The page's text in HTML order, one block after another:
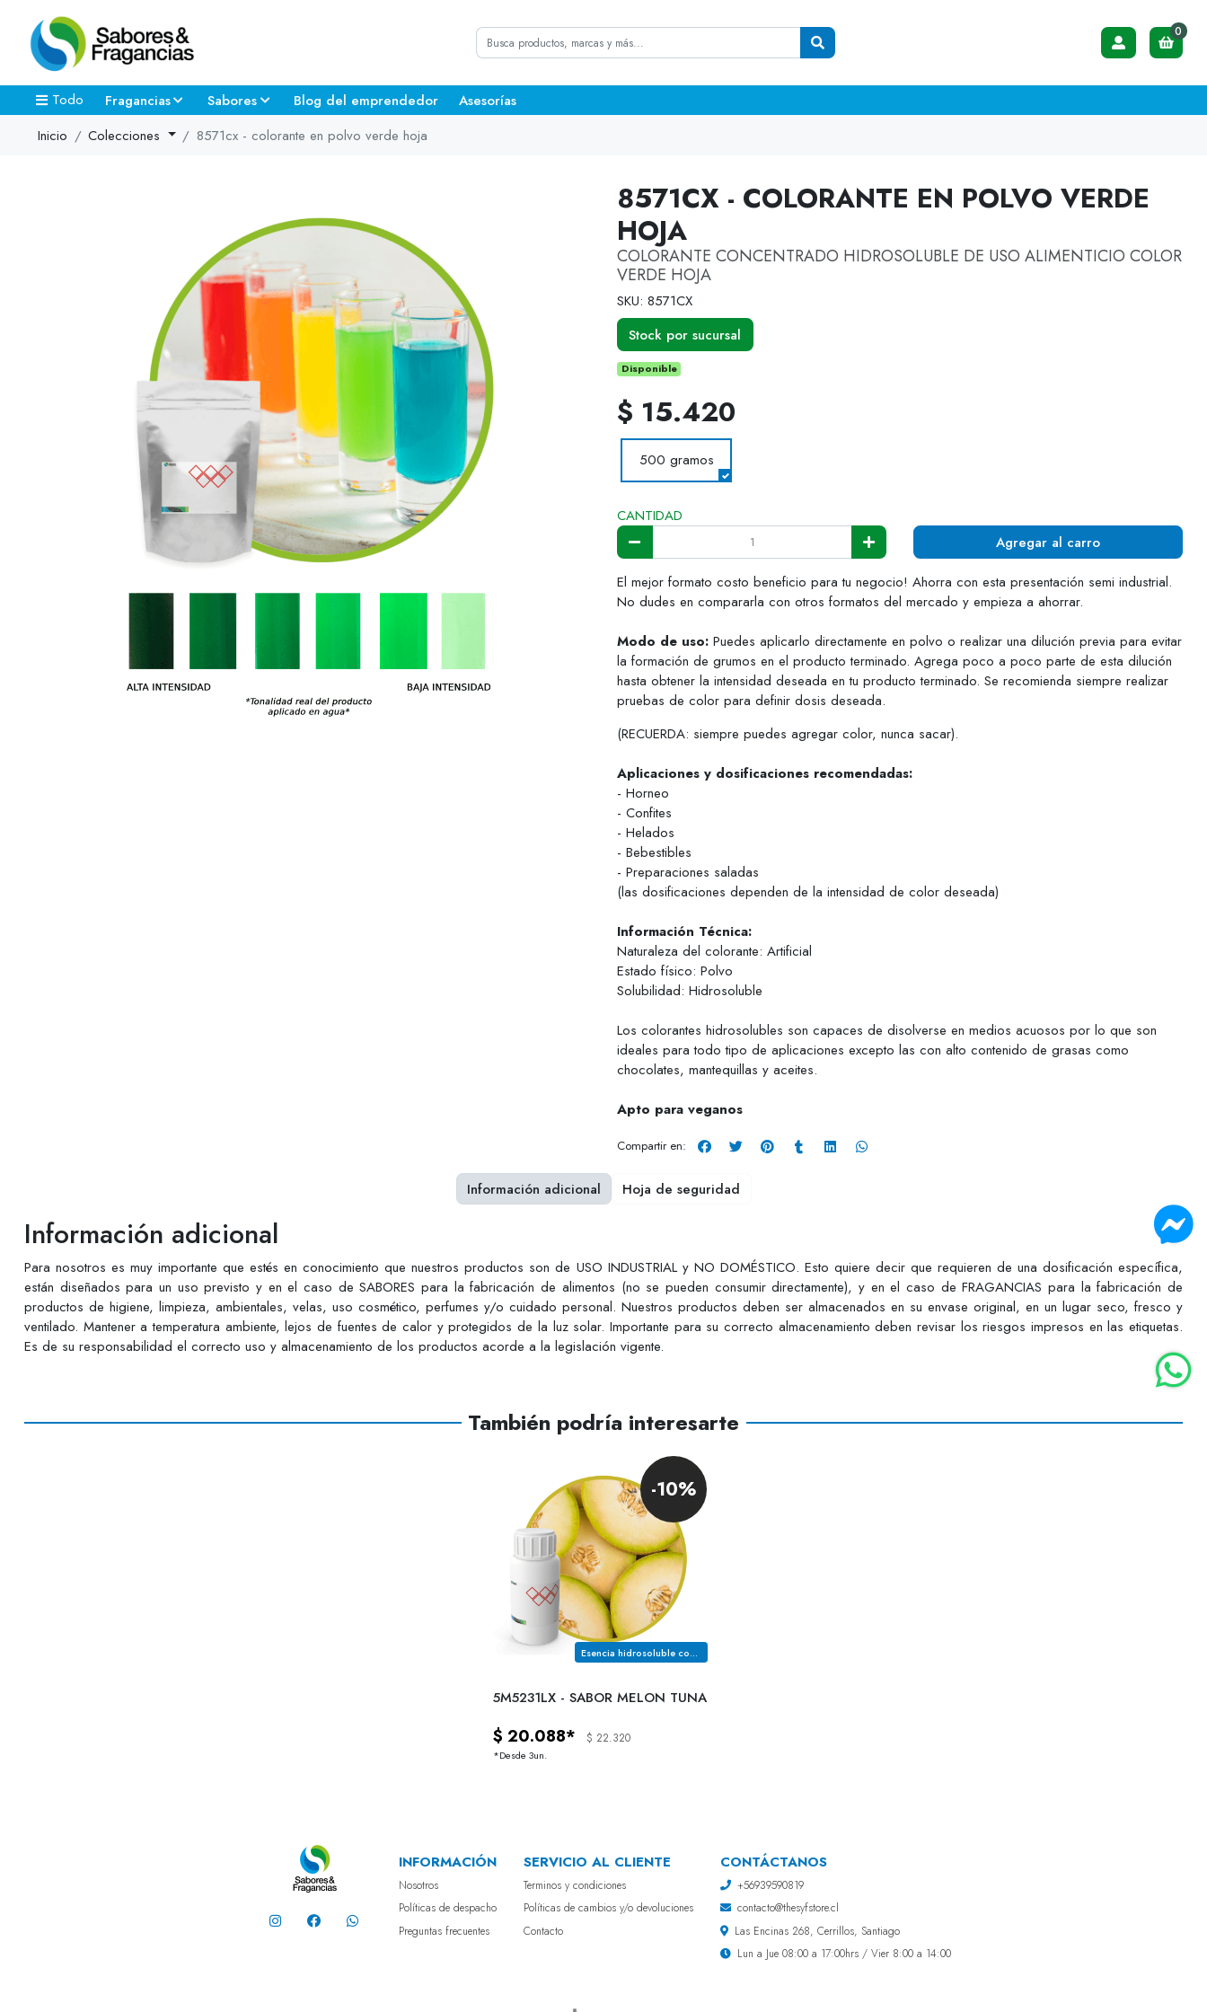
0
Todo Fragancias Sabores Blog del emprendedor
Asesorías
Inicio
Colecciones 8571cx - colorante en polvo verde hoja
8571CX - COLORANTE EN POLVO VERDE
HOJA
COLORANTE CONCENTRADO HIDROSOLUBLE DE USO ALIMENTICIO COLOR
VERDE HOJA
SKU: 8571CX
Stock por sucursal
Disponible
$ 15.420
500 gramos
CANTIDAD
Agregar al carro
El mejor formato costo beneficio para tu negocio! Ahorra con esta presentación semi industrial.
No dudes en compararla con otros formatos del mercado y empieza a ahorrar.
Modo de uso: Puedes aplicarlo directamente en polvo o realizar una dilución previa para evitar
la formación de grumos en el producto terminado. Agrega poco a poco parte de esta dilución
hasta obtener la intensidad deseada en tu producto terminado. Se recomienda siempre realizar
pruebas de color para definir dosis deseada.
(RECUERDA: siempre puedes agregar color, nunca sacar).
Aplicaciones y dosificaciones recomendadas:
- Horneo
- Confites
- Helados
- Bebestibles
- Preparaciones saladas
(las dosificaciones dependen de la intensidad de color deseada)
Información Técnica:
Naturaleza del colorante: Artificial
Estado físico: Polvo
Solubilidad: Hidrosoluble
Los colorantes hidrosolubles son capaces de disolverse en medios acuosos por lo que son
ideales para todo tipo de aplicaciones excepto las con alto contenido de grasas como
chocolates, mantequillas y aceites.
Apto para veganos
Compartir en:
Información adicional
Para nosotros es muy importante que estés en conocimiento que nuestros productos son de USO INDUSTRIAL y NO DOMÉSTICO. Esto quiere decir que requieren de una dosificación específica,
están diseñados para un uso previsto y en el caso de SABORES para la fabricación de alimentos (no se pueden consumir directamente), y en el caso de FRAGANCIAS para la fabricación de
productos de higiene, limpieza, ambientales, velas, uso cosmético, perfumes y/o cuidado personal. Nuestros productos deben ser almacenados en su envase original, en un lugar seco, fresco y
ventilado. Mantener a temperatura ambiente, lejos de fuentes de calor y protegidos de la luz solar. Importante para su correcto almacenamiento deben revisar los riesgos impresos en las etiquetas.
Es de su responsabilidad el correcto uso y almacenamiento de los productos acorde a la legislación vigente.
Información adicional Hoja de seguridad
También podría interesarte
-10%
Esencia hidrosoluble con notas a melon tuna fresco, pulpa en su punto (no verde)
5M5231LX - SABOR MELON TUNA
$ 20.088* $ 22.320
*Desde 3un.
INFORMACIÓN
Nosotros
Políticas de despacho
Preguntas frecuentes
SERVICIO AL CLIENTE
Terminos y condiciones
Políticas de cambios y/o devoluciones
Contacto
CONTÁCTANOS
+56939590819
contacto@thesyfstore.cl
Las Encinas 268, Cerrillos, Santiago
Lun a Jue 08:00 a 17:00hrs / Vier 8:00 a 14:00